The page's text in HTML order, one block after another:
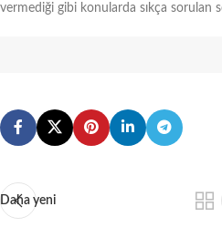
vermediği gibi konularda sıkça sorulan
Daha yeni